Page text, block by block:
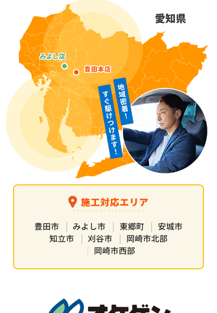
施工対応エリア
豊田市 みよし市 東郷町
安城市
知立市
刈谷市
岡崎市北部
岡崎市西部